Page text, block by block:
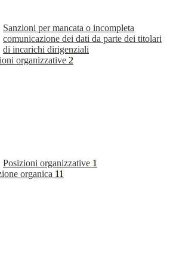
Sanzioni per mancata o incompleta
comunicazione dei dati da parte dei titolari
di incarichi dirigenziali
organizzative 2
Posizioni organizzative 1
organica 11